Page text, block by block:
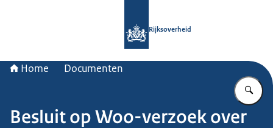
Rijksoverheid
Home Documenten
Besluit op Woo-verzoek over